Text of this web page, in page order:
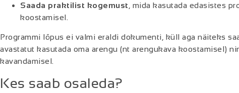
Saada praktilist kogemust , mida kasutada edasistes
koostamisel.
Programmi lõpus ei valmi eraldi dokumenti, küll aga näiteks
avastatut kasutada oma arengu (nt arengukava koostamisel)
kavandamisel.
Kes saab osaleda?